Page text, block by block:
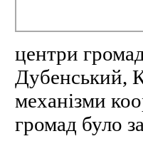
центри
Дубенський,
механізми
громад було